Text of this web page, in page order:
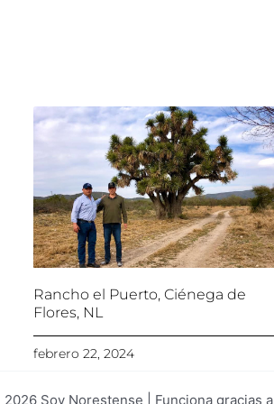
Rancho el Puerto, Ciénega de
Flores, NL
febrero 22, 2024
Soy Norestense | Funciona gracias a